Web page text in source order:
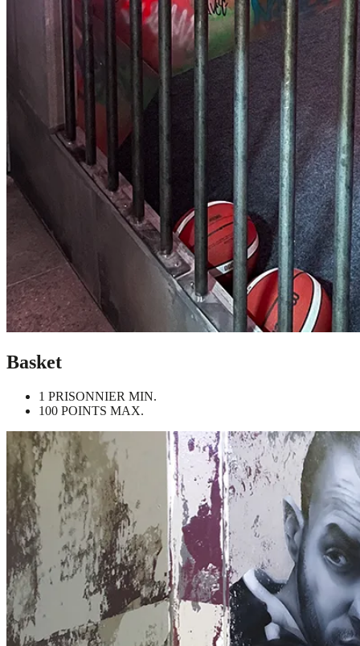
Basket
1 PRISONNIER MIN.
100 POINTS MAX.